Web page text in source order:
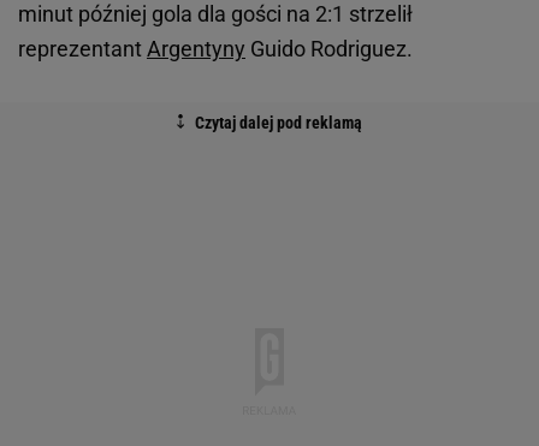
minut później gola dla gości na 2:1 strzelił
reprezentant Argentyny Guido Rodriguez.